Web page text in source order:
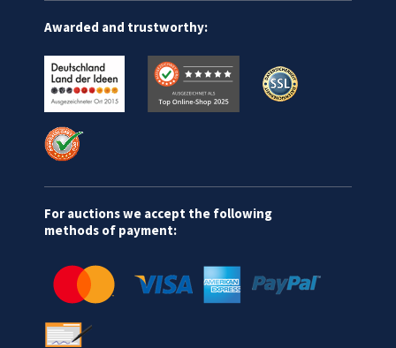
Awarded and trustworthy:
For auctions we accept the following
methods of payment: